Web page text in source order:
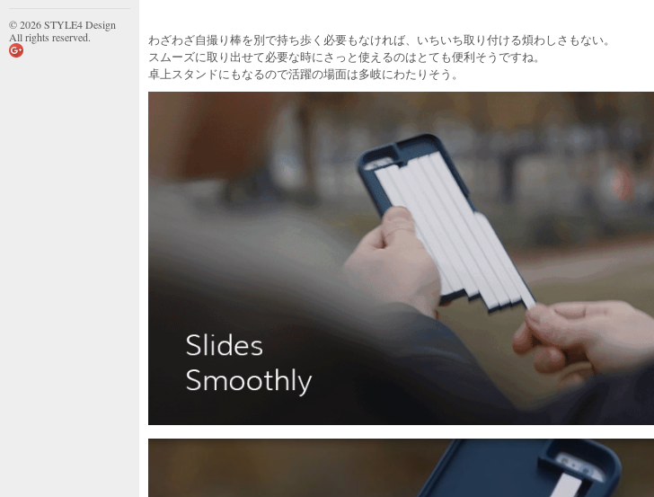
© 2026 STYLE4 Design
All rights reserved.
わざわざ自撮り棒を別で持ち歩く必要もなければ、いちいち取り付ける煩わしさもない。
スムーズに取り出せて必要な時にさっと使えるのはとても便利そうですね。
卓上スタンドにもなるので活躍の場面は多岐にわたりそう。